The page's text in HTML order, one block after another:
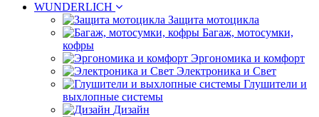
WUNDERLICH
Защита мотоцикла
Багаж, мотосумки,
кофры
Эргономика и комфорт
Электроника и Свет
Глушители и
выхлопные системы
Дизайн